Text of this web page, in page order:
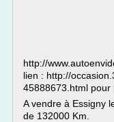
http://
lien : http://
45888673.html pour
A vendre à Essigny
de 132000 Km.